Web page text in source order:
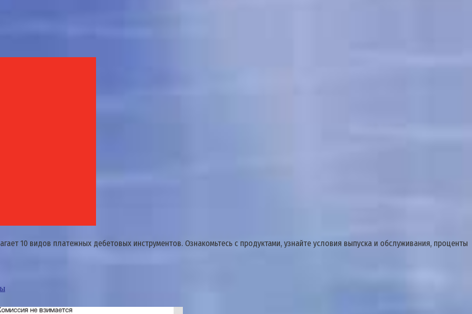
10 видов платежных дебетовых инструментов. Ознакомьтесь с продуктами, узнайте условия выпуска и обслуживания, проценты